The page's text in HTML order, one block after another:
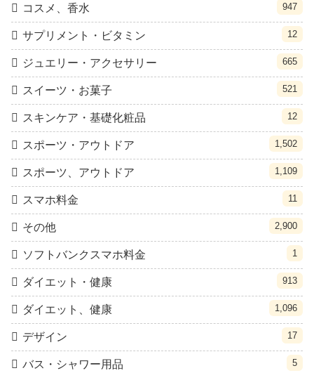
コスメ、香水 947
サプリメント・ビタミン 12
ジュエリー・アクセサリー 665
スイーツ・お菓子 521
スキンケア・基礎化粧品 12
スポーツ・アウトドア 1,502
スポーツ、アウトドア 1,109
スマホ料金 11
その他 2,900
ソフトバンクスマホ料金 1
ダイエット・健康 913
ダイエット、健康 1,096
デザイン 17
バス・シャワー用品 5